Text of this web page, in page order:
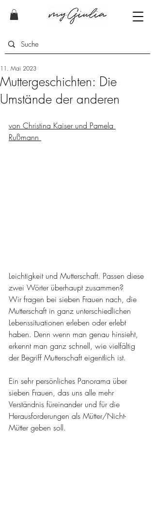
Muttergeschichten: Die
Umstände der anderen
11. Mai 2023
von Christina Kaiser und Pamela
Rußmann
Leichtigkeit und Mutterschaft. Passen diese
zwei Wörter überhaupt zusammen?
Wir fragen bei sieben Frauen nach, die
Mutterschaft in ganz unterschiedlichen
Lebenssituationen erleben oder erlebt
haben. Denn wenn man genau hinsieht,
erkennt man ganz schnell, wie vielfältig
der Begriff Mutterschaft eigentlich ist.
Ein sehr persönliches Panorama über
sieben Frauen, das uns alle mehr
Verständnis füreinander und für die
Herausforderungen als Mütter/Nicht-
Mütter geben soll.